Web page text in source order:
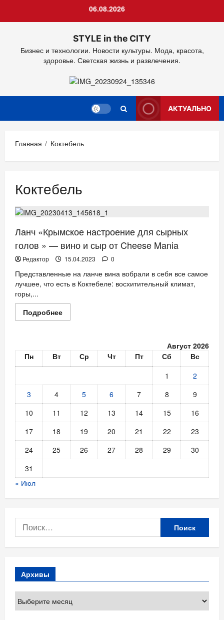
содержимому
06.08.2026
STYLE in the CITY
Бизнес и технологии. Новости культуры. Мода, красота,
здоровье. Светская жизнь и развлечения.
АКТУАЛЬНО
Главная Коктебель
Коктебель
Ланч «Крымское настроение для сырных
голов » — вино и сыр от Cheese Mania
Редактор 15.04.2023 0
Представленные на ланче вина вобрали в себя все самое
лучшее, что есть в Коктебеле: восхитительный климат,
горы,...
ПодробнееПрочитать
больше
для
сырных
голов
вино
сыр от
Cheese
Mania
Август 2026
Пн
Вт Ср Чт Пт Сб
Вс
1
2
3
4 5 6 7 8
9
10
11 12 13 14 15
16
17
18 19 20 21 22
23
24
25 26 27 28 29
30
31
« Июл
Найти:
Архивы